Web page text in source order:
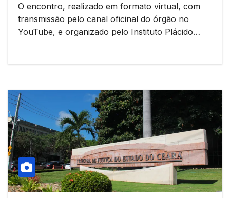
O encontro, realizado em formato virtual, com
transmissão pelo canal oficinal do órgão no
YouTube, e organizado pelo Instituto Plácido…